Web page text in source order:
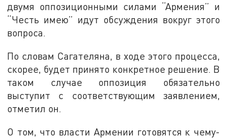
двумя оппозиционными силами “Армения” и
“Честь имею” идут обсуждения вокруг этого
вопроса.
По словам Сагателяна, в ходе этого процесса,
скорее, будет принято конкретное решение. В
таком случае оппозиция обязательно
выступит с соответствующим заявлением,
отметил он.
О том, что власти Армении готовятся к чему-